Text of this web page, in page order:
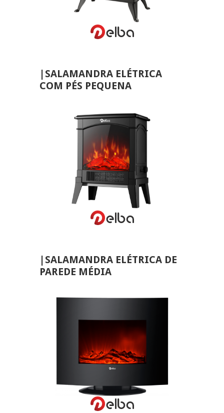
VER MAIS
|SALAMANDRA ELÉTRICA
COM PÉS PEQUENA
VER MAIS
|SALAMANDRA ELÉTRICA DE
PAREDE MÉDIA
VER MAIS